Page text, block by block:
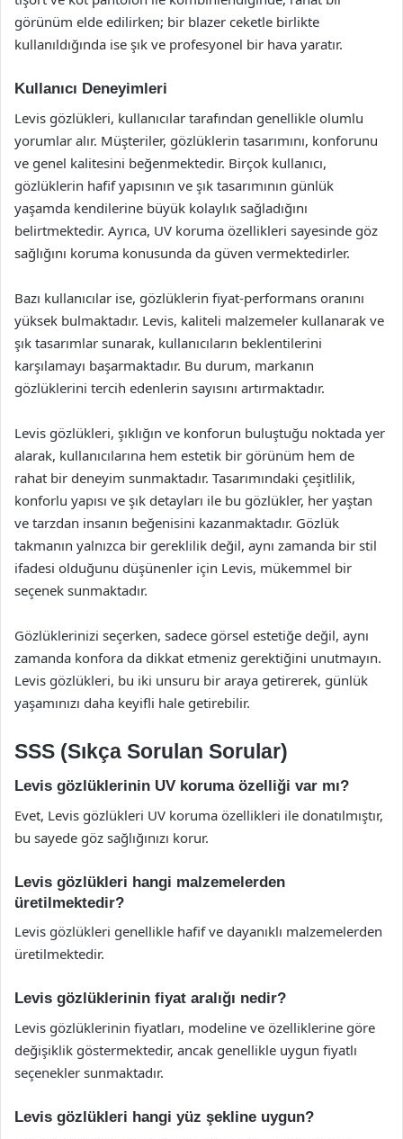
görünüm elde edilirken; bir blazer ceketle birlikte
kullanıldığında ise şık ve profesyonel bir hava yaratır.
Kullanıcı Deneyimleri
Levis gözlükleri, kullanıcılar tarafından genellikle olumlu
yorumlar alır. Müşteriler, gözlüklerin tasarımını, konforunu
ve genel kalitesini beğenmektedir. Birçok kullanıcı,
gözlüklerin hafif yapısının ve şık tasarımının günlük
yaşamda kendilerine büyük kolaylık sağladığını
belirtmektedir. Ayrıca, UV koruma özellikleri sayesinde göz
sağlığını koruma konusunda da güven vermektedirler.
Bazı kullanıcılar ise, gözlüklerin fiyat-performans oranını
yüksek bulmaktadır. Levis, kaliteli malzemeler kullanarak ve
şık tasarımlar sunarak, kullanıcıların beklentilerini
karşılamayı başarmaktadır. Bu durum, markanın
gözlüklerini tercih edenlerin sayısını artırmaktadır.
Levis gözlükleri, şıklığın ve konforun buluştuğu noktada yer
alarak, kullanıcılarına hem estetik bir görünüm hem de
rahat bir deneyim sunmaktadır. Tasarımındaki çeşitlilik,
konforlu yapısı ve şık detayları ile bu gözlükler, her yaştan
ve tarzdan insanın beğenisini kazanmaktadır. Gözlük
takmanın yalnızca bir gereklilik değil, aynı zamanda bir stil
ifadesi olduğunu düşünenler için Levis, mükemmel bir
seçenek sunmaktadır.
Gözlüklerinizi seçerken, sadece görsel estetiğe değil, aynı
zamanda konfora da dikkat etmeniz gerektiğini unutmayın.
Levis gözlükleri, bu iki unsuru bir araya getirerek, günlük
yaşamınızı daha keyifli hale getirebilir.
SSS (Sıkça Sorulan Sorular)
Levis gözlüklerinin UV koruma özelliği var mı?
Evet, Levis gözlükleri UV koruma özellikleri ile donatılmıştır,
bu sayede göz sağlığınızı korur.
Levis gözlükleri hangi malzemelerden
üretilmektedir?
Levis gözlükleri genellikle hafif ve dayanıklı malzemelerden
üretilmektedir.
Levis gözlüklerinin fiyat aralığı nedir?
Levis gözlüklerinin fiyatları, modeline ve özelliklerine göre
değişiklik göstermektedir, ancak genellikle uygun fiyatlı
seçenekler sunmaktadır.
Levis gözlükleri hangi yüz şekline uygun?